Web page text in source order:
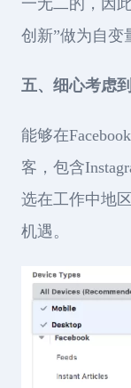
一无二的，因
创新”做为自变
五、细心考虑
能够在
客，包含
选在工作中地
机遇。